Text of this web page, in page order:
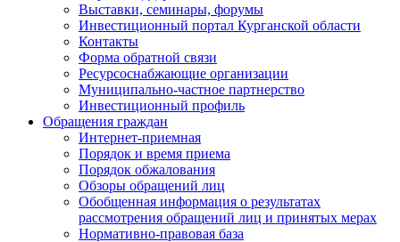
Выставки, семинары, форумы
Инвестиционный портал Курганской области
Контакты
Форма обратной связи
Ресурсоснабжающие организации
Муниципально-частное партнерство
Инвестиционный профиль
Обращения граждан
Интернет-приемная
Порядок и время приема
Порядок обжалования
Обзоры обращений лиц
Обобщенная информация о результатах
рассмотрения обращений лиц и принятых мерах
Нормативно-правовая база